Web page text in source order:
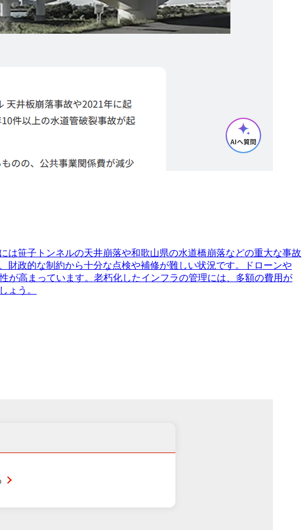
笹子トンネルの天井崩落や和歌山県の水道橋崩落などの重大な事故
財政的な制約から十分な点検や補修が難しい状況です。ドローンや
が高まっています。老朽化したインフラの管理には、多額の費用が
ょう。